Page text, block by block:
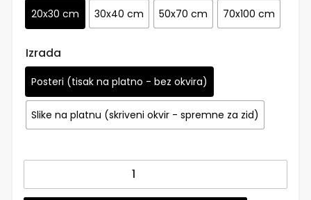
20x30 cm 30x40 cm 50x70 cm 70x100 cm
Izrada
Posteri (tisak na platno - bez okvira)
Slike na platnu (skriveni okvir - spremne za zid)
ili